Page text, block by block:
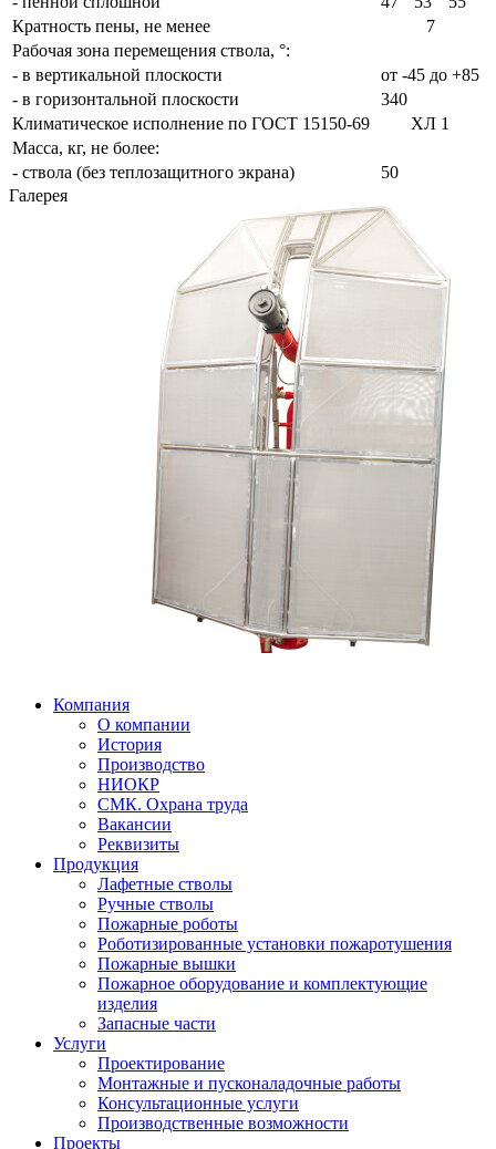
Кратность пены, не менее
7
Рабочая зона перемещения ствола, °:
- в вертикальной плоскости
от -45 до +85
- в горизонтальной плоскости
340
Климатическое исполнение по ГОСТ 15150-69
ХЛ 1
Масса, кг, не более:
- ствола (без теплозащитного экрана)
50
Галерея
Компания
О компании
История
Производство
НИОКР
СМК. Охрана труда
Вакансии
Реквизиты
Продукция
Лафетные стволы
Ручные стволы
Пожарные роботы
Роботизированные установки пожаротушения
Пожарные вышки
Пожарное оборудование и комплектующие
изделия
Запасные части
Услуги
Проектирование
Монтажные и пусконаладочные работы
Консультационные услуги
Производственные возможности
Проекты